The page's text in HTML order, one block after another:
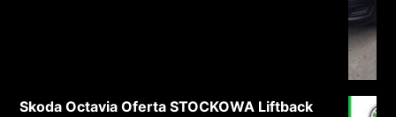
Skoda Octavia Oferta STOCKOWA Liftback